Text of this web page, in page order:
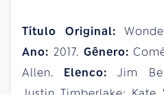
Título Original:
Ano: 2017. Gênero:
Allen. Elenco:Jim